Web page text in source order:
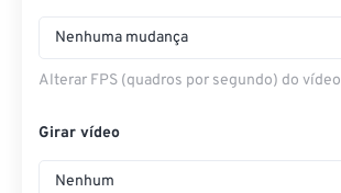
Nenhuma mudança
Alterar FPS (quadros por segundo) do vídeo
Girar vídeo
Nenhum